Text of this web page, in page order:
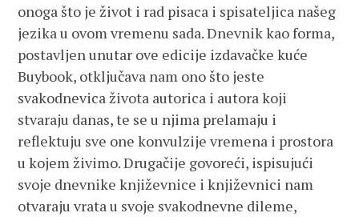
onoga što je život i rad pisaca i spisateljica našeg
jezika u ovom vremenu sada. Dnevnik kao forma,
postavljen unutar ove edicije izdavačke kuće
Buybook, otključava nam ono što jeste
svakodnevica života autorica i autora koji
stvaraju danas, te se u njima prelamaju i
reflektuju sve one konvulzije vremena i prostora
u kojem živimo. Drugačije govoreći, ispisujući
svoje dnevnike književnice i književnici nam
otvaraju vrata u svoje svakodnevne dileme,